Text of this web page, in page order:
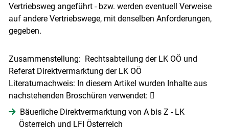
Vertriebsweg angeführt - bzw. werden eventuell Verweise
auf andere Vertriebswege, mit denselben Anforderungen,
gegeben.
Zusammenstellung: Rechtsabteilung der LK OÖ und
Referat Direktvermarktung der LK OÖ
Literaturnachweis: In diesem Artikel wurden Inhalte aus
nachstehenden Broschüren verwendet: 
Bäuerliche Direktvermarktung von A bis Z - LK
Österreich und LFI Österreich